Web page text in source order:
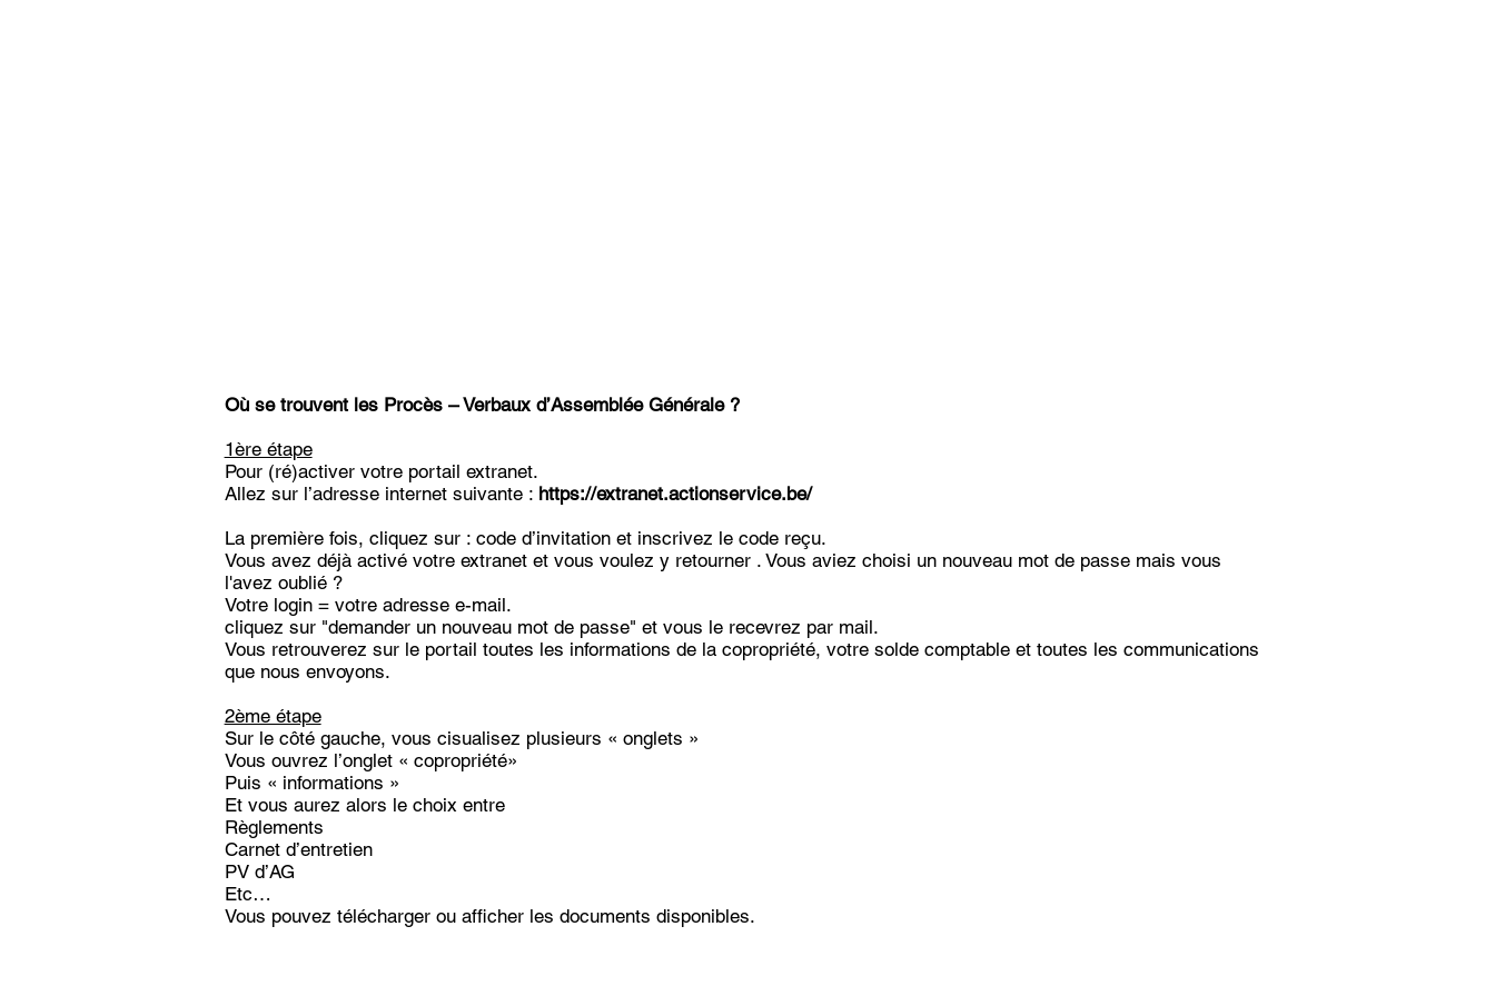
Où se trouvent les Procès – Verbaux d’Assemblée Générale ?
1ère étape
Pour (ré)activer votre portail extranet.
Allez sur l’adresse internet suivante : https://extranet.actionservice.be/
La première fois, cliquez sur : code d’invitation et inscrivez le code reçu.
Vous avez déjà activé votre extranet et vous voulez y retourner . Vous aviez choisi un nouveau mot de passe mais vous
l'avez oublié ?
Votre login = votre adresse e-mail.
cliquez sur "demander un nouveau mot de passe" et vous le recevrez par mail.
Vous retrouverez sur le portail toutes les informations de la copropriété, votre solde comptable et toutes les communications
que nous envoyons.
2ème étape
Sur le côté gauche, vous cisualisez plusieurs « onglets »
Vous ouvrez l’onglet « copropriété»
Puis « informations »
Et vous aurez alors le choix entre
Règlements
Carnet d’entretien
PV d’AG
Etc…
Vous pouvez télécharger ou afficher les documents disponibles.